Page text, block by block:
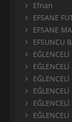
Efnan
EFSANE
EFSANE
EFSUNCU